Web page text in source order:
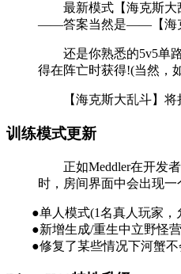
最新模式【海克斯大乱
——答案当然是——【海
还是你熟悉的5v5单路
得在阵亡时获得!(当然，
【海克斯大乱斗】将
训练模式更新
正如Meddler在开发者
时，房间界面中会出现
●单人模式(1名真人玩家，允
●新增生成/重生中立野怪营
●修复了某些情况下河蟹不